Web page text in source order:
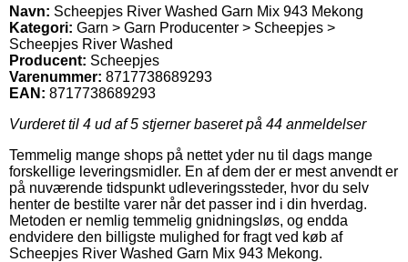
Navn: Scheepjes River Washed Garn Mix 943 Mekong
Kategori: Garn > Garn Producenter > Scheepjes >
Scheepjes River Washed
Producent: Scheepjes
Varenummer: 8717738689293
EAN: 8717738689293
Vurderet til 4 ud af 5 stjerner baseret på 44 anmeldelser
Temmelig mange shops på nettet yder nu til dags mange
forskellige leveringsmidler. En af dem der er mest anvendt er
på nuværende tidspunkt udleveringssteder, hvor du selv
henter de bestilte varer når det passer ind i din hverdag.
Metoden er nemlig temmelig gnidningsløs, og endda
endvidere den billigste mulighed for fragt ved køb af
Scheepjes River Washed Garn Mix 943 Mekong.